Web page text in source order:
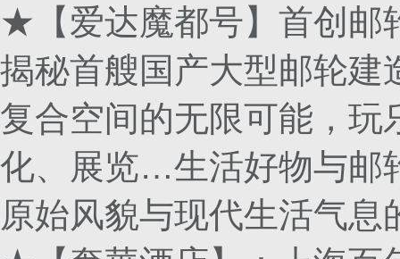
★【爱达魔都号】首创邮
揭秘首艘国产大型邮轮建
复合空间的无限可能，玩
化、展览…生活好物与邮
原始风貌与现代生活气息